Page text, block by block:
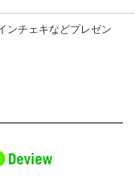
ンチェキなどプレゼン